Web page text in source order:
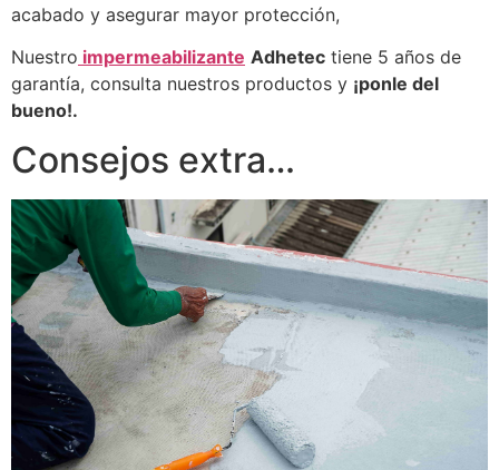
acabado y asegurar mayor protección,
Nuestro impermeabilizante Adhetec tiene 5 años de
garantía, consulta nuestros productos y ¡ponle del
bueno!.
Consejos extra…